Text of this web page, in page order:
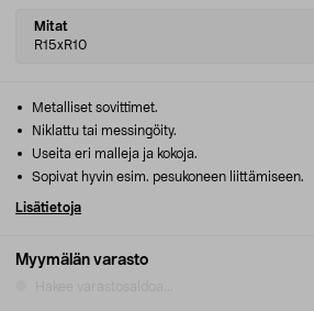
Select
variant
Mitat
R15xR10
Myymälän varasto
Metalliset sovittimet.
Niklattu tai messingöity.
Useita eri malleja ja kokoja.
Sopivat hyvin esim. pesukoneen liittämiseen.
Lisätietoja